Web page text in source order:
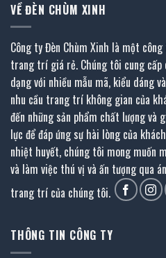
VỀ ĐÈN CHÙM XINH
Công ty Đèn Chùm Xinh là một
trang trí giá rẻ. Chúng tôi cung cấp
dạng với nhiều mẫu mã, kiểu dáng
nhu cầu trang trí không gian của
đến những sản phẩm chất lượng và
lực để đáp ứng sự hài lòng của
nhiệt huyết, chúng tôi mong muốn
và làm việc thú vị và ấn tượng qua
trang trí của chúng tôi.
THÔNG TIN CÔNG TY